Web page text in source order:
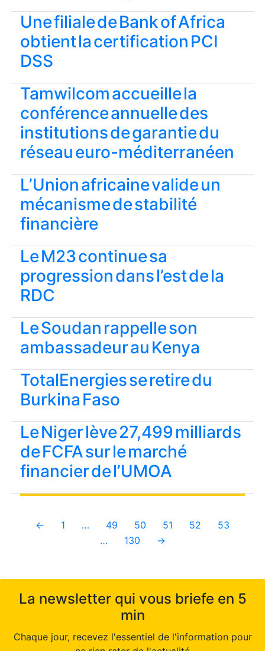
Une filiale de Bank of Africa
obtient la certification PCI
DSS
Tamwilcom accueille la
conférence annuelle des
institutions de garantie du
réseau euro-méditerranéen
L’Union africaine valide un
mécanisme de stabilité
financière
Le M23 continue sa
progression dans l’est de la
RDC
Le Soudan rappelle son
ambassadeur au Kenya
TotalEnergies se retire du
Burkina Faso
Le Niger lève 27,499 milliards
de FCFA sur le marché
financier de l’UMOA
← 1 … 49 50 51 52
53
…
130 →
La newsletter qui vous briefe en 5
min
Chaque jour, recevez l'essentiel de l'information pour